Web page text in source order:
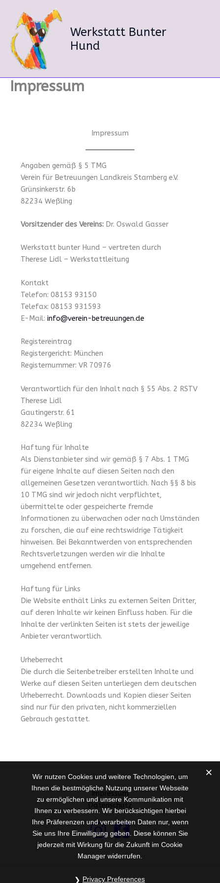
Inhalt
springen
Werkstatt Bunter
Hund
Impressum
Impressum
Angaben gemäß § 5 TMG
Verein für Betreuungen Landkreis Starnberg e.V.
Grünsinkerstr. 6b
82234 Weßling
Vorsitzender des Vereins:Dr. Oswald Gasser
Werkstatt bunter Hund – vertreten durch
Therese Lidl – Werkstattleitung
Kontakt
Telefon: 08153 93150
Telefax: 08153 931593
E-Mail: info@verein-betreuungen.de
Registereintrag
Registergericht: München
Registernummer: VR 70976
Verantwortlich für den Inhalt nach § 55 Abs. 2 RSTV
Therese Lidl
Gautingerstr. 61
82234 Weßling
Haftung für Inhalte
Als Dienstanbieter sind wir gemäß § 7 Abs. 1 TMG
für eigene Inhalte auf diesen Seiten nach den
allgemeinen Gesetzen verantwortlich. Nach §§ 8 bis
10 TMG sind wir jedoch nicht verpflichtet,
übermittelte oder gespeicherte fremde
Informationen zu überwachen oder nach Umständen
zu forschen, die auf eine rechtswidrige Tätigkeit
hinweisen. Bei Bekanntwerden von entsprechenden
Rechtsverletzungen werden wir die Inhalte
umgehend entfernen.
Haftung für Links
Die Website enthält Links zu externen Seiten Dritter,
auf deren Inhalte wir keinen Einfluss haben. Für die
Inhalte der verlinkten Seiten ist stets der jeweilige
Anbieter verantwortlich.
Urheberrecht
Die durch die Seitenbetreiber erstellten Inhalte und
Werke auf diesen Seiten unterliegen dem deutschen
Urheberrecht. Downloads und Kopien dieser Seiten
sind nur für den privaten, nicht kommerziellen
Gebrauch gestattet.
Impressum
Datenschutz
Wir nutzen Cookies und weitere Technologien, um
Ihnen die bestmögliche Nutzung unserer Webseite
zu ermöglichen und unsere Kommunikation mit
Ihnen zu verbessern. Wir berücksichtigen hierbei
Ihre Präferenzen und verarbeiten Daten nur, wenn
Sie uns Ihre Einwilligung geben. Diese können Sie
jederzeit mit Wirkung für die Zukunft im Cookie
Manager widerrufen.
Privacy Preferences